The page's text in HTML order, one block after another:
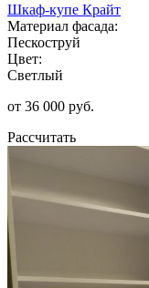
Шкаф-купе Крайт
Материал фасада:
Пескоструй
Цвет:
Светлый
от 36 000 руб.
Рассчитать